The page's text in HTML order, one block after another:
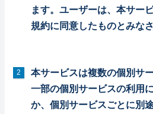
ます。ユーザーは、本サー
規約に同意したものとみなさ
本サービスは複数の個別サ
一部の個別サービスの利用
か、個別サービスごとに別